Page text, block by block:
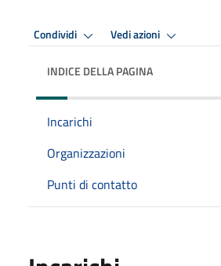
Condividi Vedi azioni
INDICE DELLA PAGINA
Incarichi
Organizzazioni
Punti di contatto